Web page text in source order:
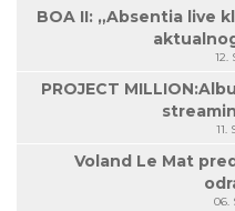
BOA II: „Absentia live
12.
PROJECT
11.
Voland Le Mat
06.